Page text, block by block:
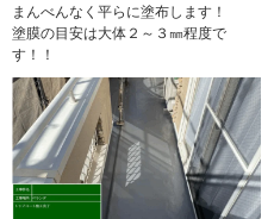
まんべんなく平らに塗布します！
塗膜の目安は大体２～３㎜程度で
す！！